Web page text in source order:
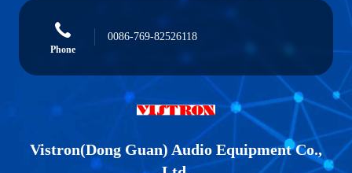
Phone
0086-769-82526118
Vistron(Dong Guan) Audio Equipment Co.,